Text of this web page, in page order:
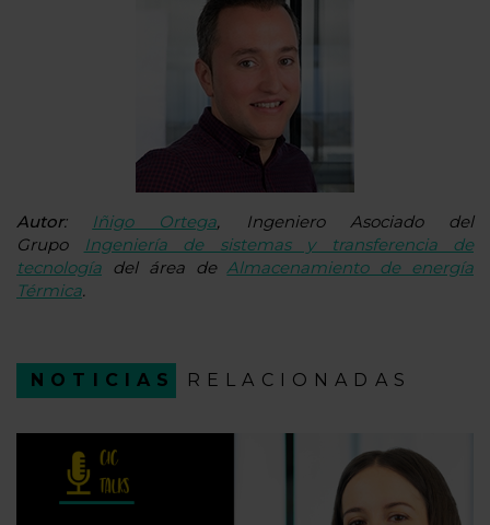
Autor: Iñigo Ortega, Ingeniero Asociado del
Grupo
Ingeniería de sistemas y transferencia de
tecnología del área deAlmacenamiento de energía
Térmica.
NOTICIAS RELACIONADAS